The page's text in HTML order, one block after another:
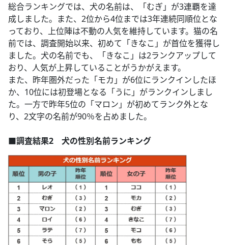
総合ランキングでは、犬の名前は、「むぎ」が3連覇を達
成しました。また、2位から4位までは3年連続同順位とな
っており、上位陣は不動の人気を維持しています。猫の名
前では、調査開始以来、初めて「きなこ」が首位を獲得し
ました。犬の名前でも、「きなこ」は2ランクアップして
おり、人気が上昇していることがうかがえます。
また、昨年圏外だった「モカ」が6位にランクインしたほ
か、10位には初登場となる「うに」がランクインしまし
た。一方で昨年5位の「マロン」が初めてランク外とな
り、2文字の名前が90％を占めました。
■調査結果2 犬の性別名前ランキング